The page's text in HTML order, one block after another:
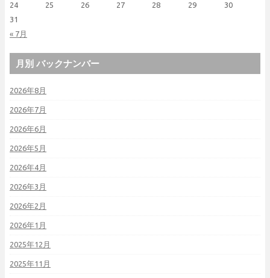
« 7月
24
25 26 27 28 29
30
31
月別 バックナンバー
2026年8月
2026年7月
2026年6月
2026年5月
2026年4月
2026年3月
2026年2月
2026年1月
2025年12月
2025年11月